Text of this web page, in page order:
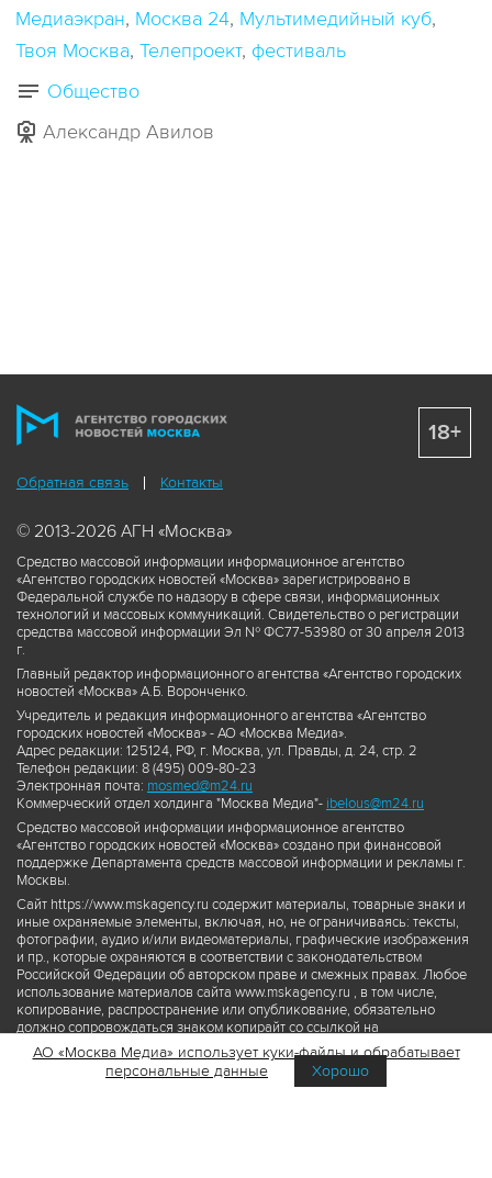
Медиаэкран Москва 24 Мультимедийный куб
Твоя Москва Телепроект фестиваль
Общество
Александр Авилов
Обратная связь Контакты
© 2013-2026 АГН «Москва»
Средство массовой информации информационное агентство
«Агентство городских новостей «Москва» зарегистрировано в
Федеральной службе по надзору в сфере связи, информационных
технологий и массовых коммуникаций. Свидетельство о регистрации
средства массовой информации Эл № ФС77-53980 от 30 апреля 2013
г.
Главный редактор информационного агентства «Агентство городских
новостей «Москва» А.Б. Воронченко.
Учредитель и редакция информационного агентства «Агентство
городских новостей «Москва» - АО «Москва Медиа».
Адрес редакции: 125124, РФ, г. Москва, ул. Правды, д. 24, стр. 2
Телефон редакции: 8 (495) 009-80-23
Электронная почта: mosmed@m24.ru
Коммерческий отдел холдинга "Москва Медиа"- ibelous@m24.ru
Средство массовой информации информационное агентство
«Агентство городских новостей «Москва» создано при финансовой
поддержке Департамента средств массовой информации и рекламы г.
Москвы.
Сайт https://www.mskagency.ru содержит материалы, товарные знаки и
иные охраняемые элементы, включая, но, не ограничиваясь: тексты,
фотографии, аудио и/или видеоматериалы, графические изображения
и пр., которые охраняются в соответствии с законодательством
Российской Федерации об авторском праве и смежных правах. Любое
использование материалов сайта www.mskagency.ru , в том числе,
копирование, распространение или опубликование, обязательно
должно сопровождаться знаком копирайт со ссылкой на
правообладателя © АО «Москва Медиа», а также гиперссылкой на сайт
www.mskagency.ru как на первоисточник информации. Переработка
материалов сайта www.mskagency.ru не допускается.
18+
АО «Москва Медиа» использует куки-файлы и обрабатывает
персональные данные
Хорошо